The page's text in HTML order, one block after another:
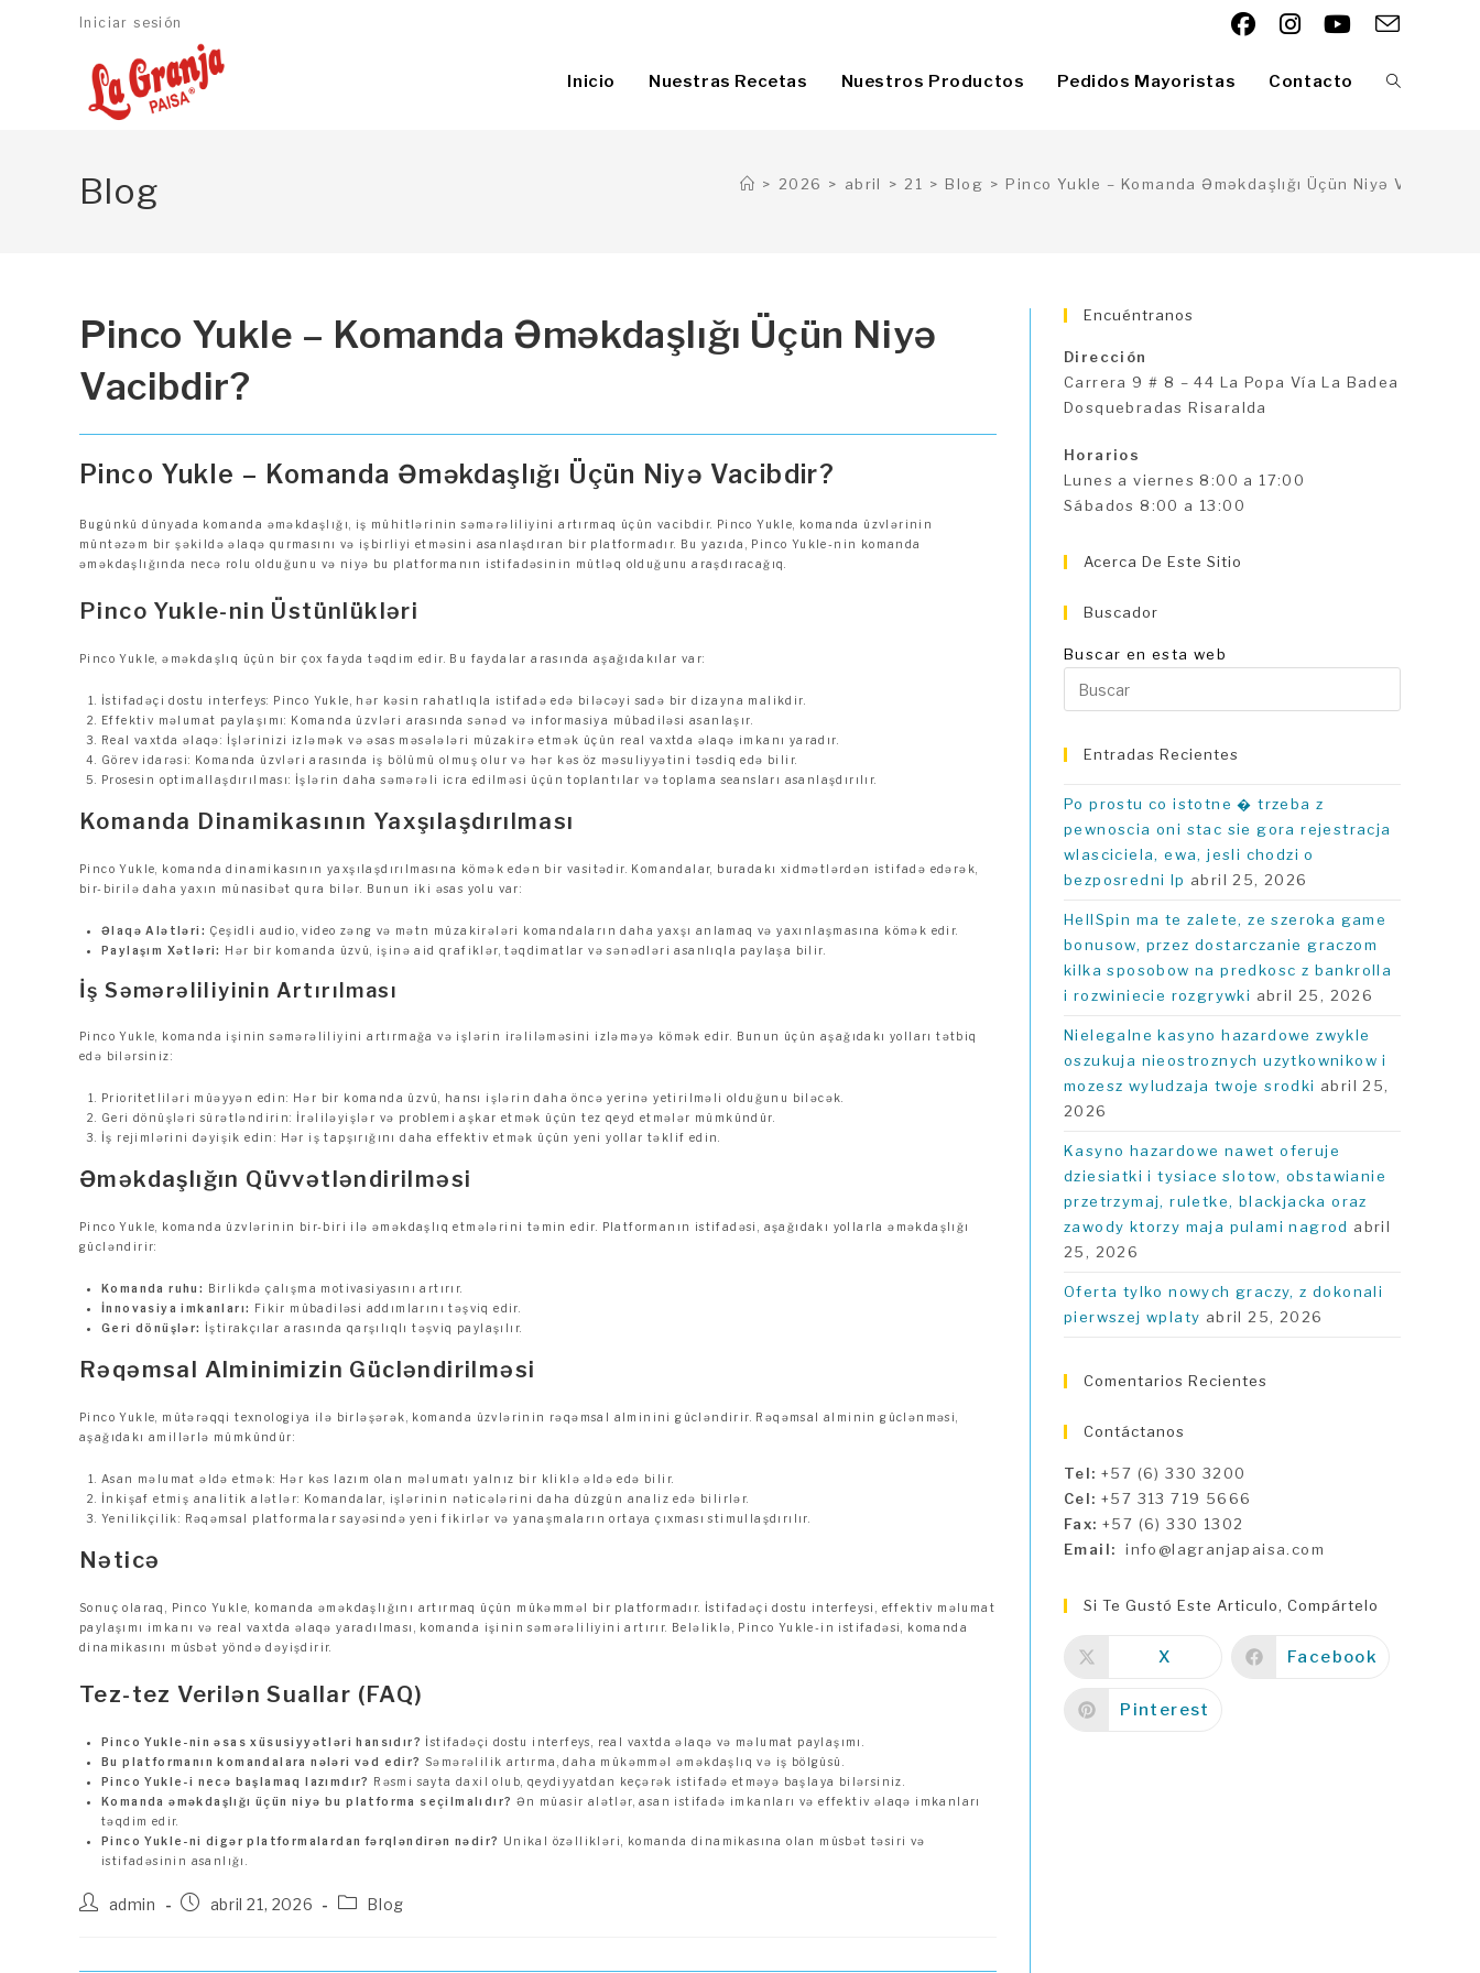
Iniciar sesión
Inicio Nuestras Recetas Nuestros Productos Pedidos Mayoristas Contacto Alternar
búsqueda
Blog > 2026 > abril > 21 > Blog > Pinco Yukle – Komanda Əməkdaşlığı Üçün Niyə Vacibdir?
Pinco Yukle – Komanda Əməkdaşlığı Üçün Niyə
Vacibdir?
Pinco Yukle – Komanda Əməkdaşlığı Üçün Niyə Vacibdir?
Bugünkü dünyada komanda əməkdaşlığı, iş mühitlərinin səmərəliliyini artırmaq üçün vacibdir. Pinco Yukle, komanda üzvlərinin
müntəzəm bir şəkildə əlaqə qurmasını və işbirliyi etməsini asanlaşdıran bir platformadır. Bu yazıda, Pinco Yukle-nin komanda
əməkdaşlığında necə rolu olduğunu və niyə bu platformanın istifadəsinin mütləq olduğunu araşdıracağıq.
Pinco Yukle-nin Üstünlükləri
Pinco Yukle, əməkdaşlıq üçün bir çox fayda təqdim edir. Bu faydalar arasında aşağıdakılar var:
İstifadəçi dostu interfeys: Pinco Yukle, hər kəsin rahatlıqla istifadə edə biləcəyi sadə bir dizayna malikdir.
Effektiv məlumat paylaşımı: Komanda üzvləri arasında sənəd və informasiya mübadiləsi asanlaşır.
Real vaxtda əlaqə: İşlərinizi izləmək və əsas məsələləri müzakirə etmək üçün real vaxtda əlaqə imkanı yaradır.
Görev idarəsi: Komanda üzvləri arasında iş bölümü olmuş olur və hər kəs öz məsuliyyətini təsdiq edə bilir.
Prosesin optimallaşdırılması: İşlərin daha səmərəli icra edilməsi üçün toplantılar və toplama seansları asanlaşdırılır.
Komanda Dinamikasının Yaxşılaşdırılması
Pinco Yukle, komanda dinamikasının yaxşılaşdırılmasına kömək edən bir vasitədir. Komandalar, buradakı xidmətlərdən istifadə edərək,
bir-birilə daha yaxın münasibət qura bilər. Bunun iki əsas yolu var:
Əlaqə Alətləri: Çeşidli audio, video zəng və mətn müzakirələri komandaların daha yaxşı anlamaq və yaxınlaşmasına kömək edir.
Paylaşım Xətləri: Hər bir komanda üzvü, işinə aid qrafiklər, təqdimatlar və sənədləri asanlıqla paylaşa bilir.
İş Səmərəliliyinin Artırılması
Pinco Yukle, komanda işinin səmərəliliyini artırmağa və işlərin irəliləməsini izləməyə kömək edir. Bunun üçün aşağıdakı yolları tətbiq
edə bilərsiniz:
Prioritetliləri müəyyən edin: Hər bir komanda üzvü, hansı işlərin daha öncə yerinə yetirilməli olduğunu biləcək.
Geri dönüşləri sürətləndirin: İrəliləyişlər və problemi aşkar etmək üçün tez qeyd etmələr mümkündür.
İş rejimlərini dəyişik edin: Hər iş tapşırığını daha effektiv etmək üçün yeni yollar təklif edin.
Əməkdaşlığın Qüvvətləndirilməsi
Pinco Yukle, komanda üzvlərinin bir-biri ilə əməkdaşlıq etmələrini təmin edir. Platformanın istifadəsi, aşağıdakı yollarla əməkdaşlığı
gücləndirir:
Komanda ruhu: Birlikdə çalışma motivasiyasını artırır.
İnnovasiya imkanları: Fikir mübadiləsi addımlarını təşviq edir.
Geri dönüşlər: İştirakçılar arasında qarşılıqlı təşviq paylaşılır.
Rəqəmsal Alminimizin Gücləndirilməsi
Pinco Yukle, mütərəqqi texnologiya ilə birləşərək, komanda üzvlərinin rəqəmsal alminini gücləndirir. Rəqəmsal alminin güclənməsi,
aşağıdakı amillərlə mümkündür:
Asan məlumat əldə etmək: Hər kəs lazım olan məlumatı yalnız bir kliklə əldə edə bilir.
İnkişaf etmiş analitik alətlər: Komandalar, işlərinin nəticələrini daha düzgün analiz edə bilirlər.
Yenilikçilik: Rəqəmsal platformalar sayəsində yeni fikirlər və yanaşmaların ortaya çıxması stimullaşdırılır.
Nəticə
Sonuç olaraq, Pinco Yukle, komanda əməkdaşlığını artırmaq üçün mükəmməl bir platformadır. İstifadəçi dostu interfeysi, effektiv məlumat
paylaşımı imkanı və real vaxtda əlaqə yaradılması, komanda işinin səmərəliliyini artırır. Beləliklə, Pinco Yukle-in istifadəsi, komanda
dinamikasını müsbət yöndə dəyişdirir.
Tez-tez Verilən Suallar (FAQ)
Pinco Yukle-nin əsas xüsusiyyətləri hansıdır? İstifadəçi dostu interfeys, real vaxtda əlaqə və məlumat paylaşımı.
Bu platformanın komandalara nələri vəd edir? Səmərəlilik artırma, daha mükəmməl əməkdaşlıq və iş bölgüsü.
Pinco Yukle-i necə başlamaq lazımdır? Rəsmi sayta daxil olub, qeydiyyatdan keçərək istifadə etməyə başlaya bilərsiniz.
Komanda əməkdaşlığı üçün niyə bu platforma seçilmalıdır? Ən müasir alətlər, asan istifadə imkanları və effektiv əlaqə imkanları
təqdim edir.
Pinco Yukle-ni digər platformalardan fərqləndirən nədir? Unikal özəllikləri, komanda dinamikasına olan müsbət təsiri və
istifadəsinin asanlığı.
Autoradmin
Publicación
abril 21, 2026
Categoría
Blog
Encuéntranos
Dirección
Carrera 9 # 8 – 44 La Popa Vía La Badea
Dosquebradas Risaralda
Horarios
Lunes a viernes 8:00 a 17:00
Sábados 8:00 a 13:00
Acerca De Este Sitio
Buscador
Buscar en esta web
Escape
Entradas Recientes
Po prostu co istotne � trzeba z
pewnoscia oni stac sie gora rejestracja
wlasciciela, ewa, jesli chodzi o
bezposredni Ip abril 25, 2026
HellSpin ma te zalete, ze szeroka game
bonusow, przez dostarczanie graczom
kilka sposobow na predkosc z bankrolla
i rozwiniecie rozgrywki abril 25, 2026
Nielegalne kasyno hazardowe zwykle
oszukuja nieostroznych uzytkownikow i
mozesz wyludzaja twoje srodki abril 25,
2026
Kasyno hazardowe nawet oferuje
dziesiatki i tysiace slotow, obstawianie
przetrzymaj, ruletke, blackjacka oraz
zawody ktorzy maja pulami nagrod abril
25, 2026
Oferta tylko nowych graczy, z dokonali
pierwszej wplaty abril 25, 2026
Comentarios Recientes
Contáctanos
Tel: +57 (6) 330 3200
Cel: +57 313 719 5666
Fax: +57 (6) 330 1302
Email: info@lagranjapaisa.com
Si Te Gustó Este Articulo, Compártelo
X Facebook
Pinterest